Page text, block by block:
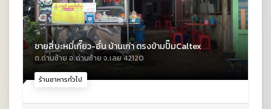
ร้านอาหารทั่วไป
ชายสี่บะหมี่เกี๊ยว-อั๋น บ้านเก่า ตรงข้ามปั๊มCaltex
ต.ด่านซ้าย อ.ด่านซ้าย จ.เลย 42120